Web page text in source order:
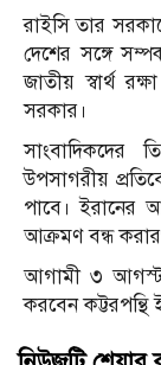
রাইসি তার
দেশের সঙ্গে
জাতীয় স্বার্থ
সরকার।
সাংবাদিকদের
উপসাগরীয়
পাবে। ইরানের
আক্রমণ বন্ধ
আগামী ৩ আগস্ট
করবেন কট্টরপন্থি